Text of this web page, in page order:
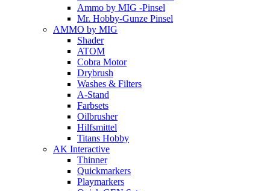
Ammo by MIG -Pinsel
Mr. Hobby-Gunze Pinsel
AMMO by MIG
Shader
ATOM
Cobra Motor
Drybrush
Washes & Filters
A-Stand
Farbsets
Oilbrusher
Hilfsmittel
Titans Hobby
AK Interactive
Thinner
Quickmarkers
Playmarkers